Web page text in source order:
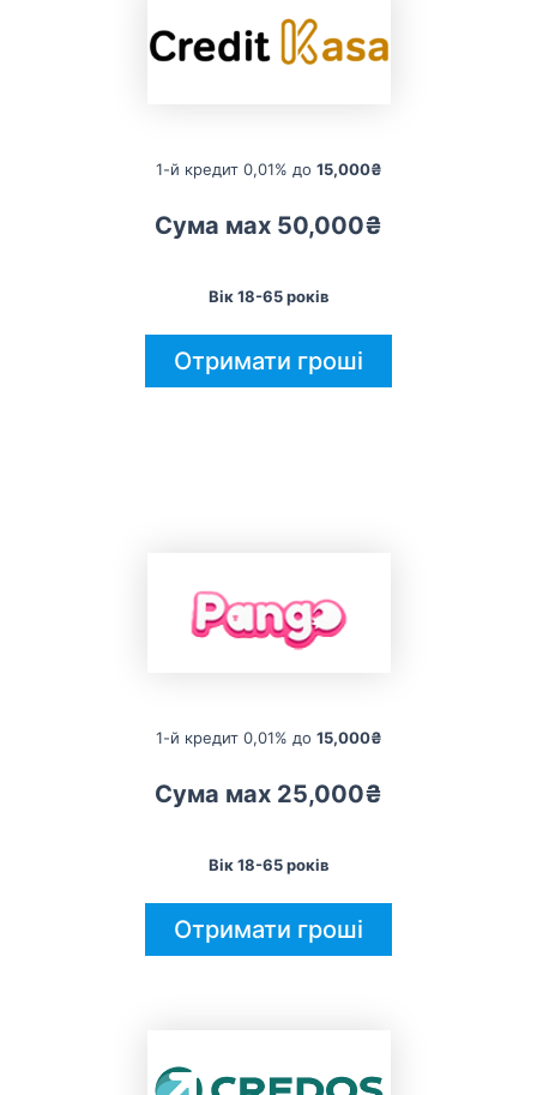
1-й кредит 0,01% до 15,000₴
Сума мах 50,000₴
Вік 18-65 років
Отримати гроші
1-й кредит 0,01% до 15,000₴
Сума мах 25,000₴
Вік 18-65 років
Отримати гроші